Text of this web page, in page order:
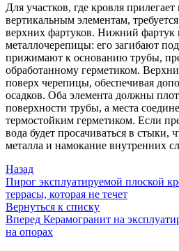
Для участков, где кровля
вертикальным элементам,
верхних фартуков. Нижний фартук
металлочерепицы: его загибают
прижимают к основанию трубы,
обработанному герметиком.
поверх черепицы, обеспечивая
осадков. Оба элемента должны
поверхности трубы, а места
термостойким герметиком. Если
вода будет просачиваться в стыки,
металла и намокание внутренних
Назад
Пирог эксплуатируемой плоской
террасы, которая не течет
Вернуться к списку
Вперед Керамогранит на
на опорах